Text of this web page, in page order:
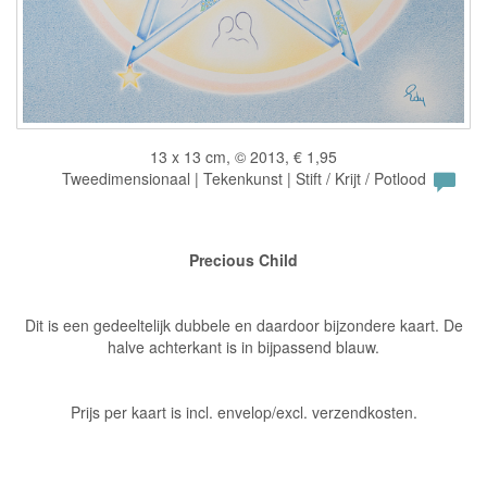
13 x 13 cm, © 2013, € 1,95
Tweedimensionaal | Tekenkunst | Stift / Krijt / Potlood
Precious Child
Dit is een gedeeltelijk dubbele en daardoor bijzondere kaart. De
halve achterkant is in bijpassend blauw.
Prijs per kaart is incl. envelop/excl. verzendkosten.